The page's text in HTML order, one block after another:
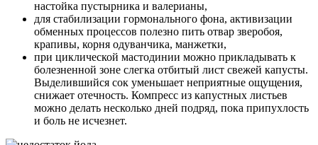
настойка пустырника и валерианы,
для стабилизации гормонального фона, активизации
обменных процессов полезно пить отвар зверобоя,
крапивы, корня одуванчика, манжетки,
при циклической мастодинии можно прикладывать к
болезненной зоне слегка отбитый лист свежей капусты.
Выделившийся сок уменьшает неприятные ощущения,
снижает отечность. Компресс из капустных листьев
можно делать несколько дней подряд, пока припухлость
и боль не исчезнет.